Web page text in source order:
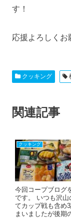
す！
応援よろしくお
クッキング
関連記事
クッキング
今回コープブログ
です。 いつも沢山
てカップ戦も含め
まいましたが後期